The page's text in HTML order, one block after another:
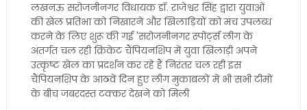
लखनऊ सरोजनीनगर विधायक डॉ. राजेश्वर सिंह द्वारा युवाओं
की खेल प्रतिभा को निखारने और खिलाड़ियों को मंच उपलब्ध
करने के लिए शुरू की गई 'सरोजनीनगर स्पोर्ट्स लीग के
अंतर्गत चल रही क्रिकेट चैंपियनशिप में युवा खिलाड़ी अपने
उत्कृष्ट खेल का प्रदर्शन कर रहे हैं निरंतर चल रही इस
चैंपियनशिप के आठवें दिन हुए लीग मुकाबलों में भी सभी टीमों
के बीच जबरदस्त टक्कर देखने को मिली